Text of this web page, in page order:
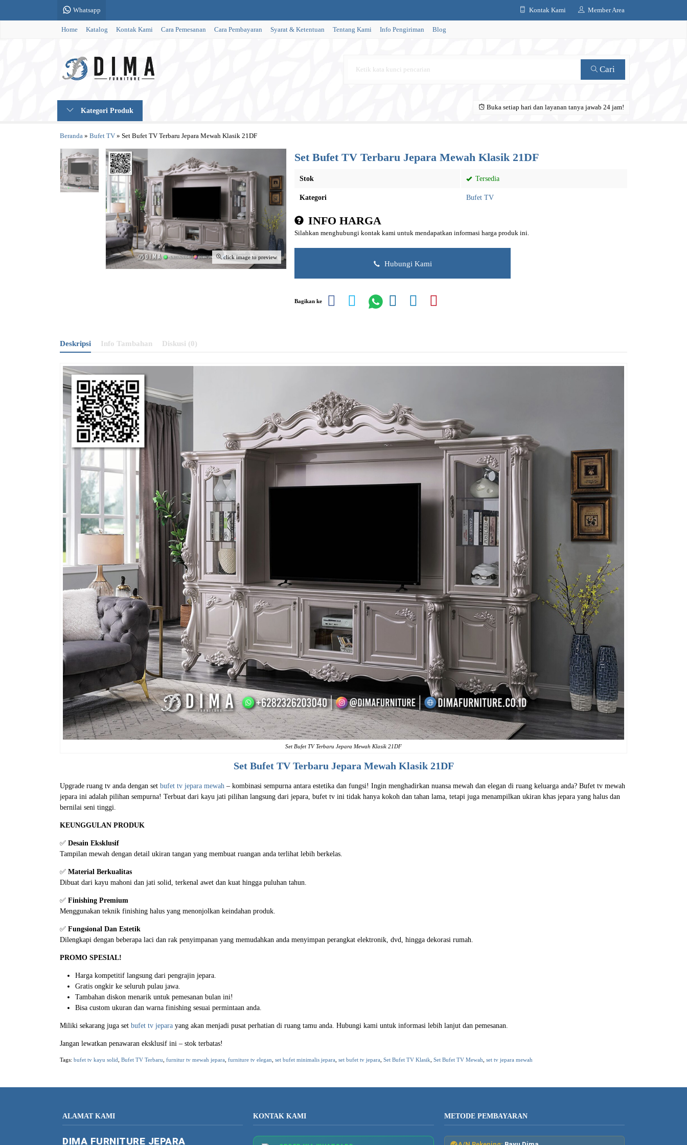
Whatsapp Kontak Kami Member Area
Home Katalog Kontak Kami Cara Pemesanan Cara Pembayaran Syarat & Ketentuan Tentang Kami Info Pengiriman Blog
Cari
Kategori Produk Buka setiap hari dan layanan tanya jawab 24 jam!
Beranda » Bufet TV » Set Bufet TV Terbaru Jepara Mewah Klasik 21DF
click image to preview
Set Bufet TV Terbaru Jepara Mewah Klasik 21DF
Stok Tersedia
Kategori Bufet TV
INFO HARGA
Silahkan menghubungi kontak kami untuk mendapatkan informasi harga produk ini.
Hubungi Kami
Bagikan ke
Deskripsi Info Tambahan Diskusi (0)
Set Bufet TV Terbaru Jepara Mewah Klasik 21DF
Set Bufet TV Terbaru Jepara Mewah Klasik 21DF
Upgrade ruang tv anda dengan set bufet tv jepara mewah – kombinasi sempurna antara estetika dan fungsi! Ingin menghadirkan nuansa mewah dan elegan di ruang keluarga anda? Bufet tv mewah
jepara ini adalah pilihan sempurna! Terbuat dari kayu jati pilihan langsung dari jepara, bufet tv ini tidak hanya kokoh dan tahan lama, tetapi juga menampilkan ukiran khas jepara yang halus dan
bernilai seni tinggi.
KEUNGGULAN PRODUK
✅ Desain Eksklusif
Tampilan mewah dengan detail ukiran tangan yang membuat ruangan anda terlihat lebih berkelas.
✅ Material Berkualitas
Dibuat dari kayu mahoni dan jati solid, terkenal awet dan kuat hingga puluhan tahun.
✅ Finishing Premium
Menggunakan teknik finishing halus yang menonjolkan keindahan produk.
✅ Fungsional Dan Estetik
Dilengkapi dengan beberapa laci dan rak penyimpanan yang memudahkan anda menyimpan perangkat elektronik, dvd, hingga dekorasi rumah.
PROMO SPESIAL!
Harga kompetitif langsung dari pengrajin jepara.
Gratis ongkir ke seluruh pulau jawa.
Tambahan diskon menarik untuk pemesanan bulan ini!
Bisa custom ukuran dan warna finishing sesuai permintaan anda.
Miliki sekarang juga set bufet tv jepara yang akan menjadi pusat perhatian di ruang tamu anda. Hubungi kami untuk informasi lebih lanjut dan pemesanan.
Jangan lewatkan penawaran eksklusif ini – stok terbatas!
Tags: bufet tv kayu solid Bufet TV Terbaru furnitur tv mewah jepara furniture tv elegan set bufet minimalis jepara set bufet tv jepara Set Bufet TV Klasik Set Bufet TV Mewah set tv jepara mewah
ALAMAT KAMI
DIMA FURNITURE JEPARA
KONTAK KAMI METODE PEMBAYARAN